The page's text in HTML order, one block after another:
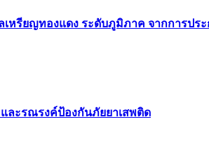
เหรียญทองแดง ระดับภูมิภาค จากการปร
ละรณรงค์ป้องกันภัยยาเสพติด